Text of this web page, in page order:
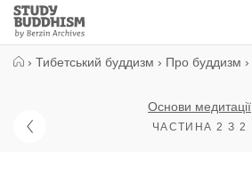
Close
Study
Buddhism
› Тибетський буддизм › Про буддизм ›
Основи медитації
ЧАСТИНА 2 З 2